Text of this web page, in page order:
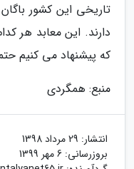
دارند. این معابد هر
که پیشنهاد می کنیم
منبع: همگردی
انتشار: 29 مرداد 1398
بروزرسانی: 6 مهر 1399